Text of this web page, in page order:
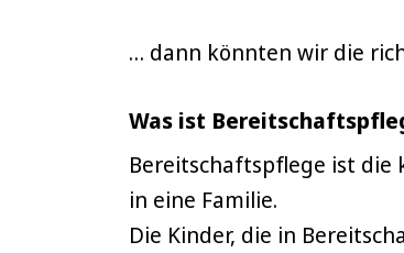
… dann könnten wir die
Was ist
Bereitschaftspflege ist die
in eine Familie.
Die Kinder, die in